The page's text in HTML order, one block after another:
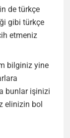
de türkçe
gibi türkçe
etmeniz
bilginiz yine
bunlar işinizi
elinizin bol